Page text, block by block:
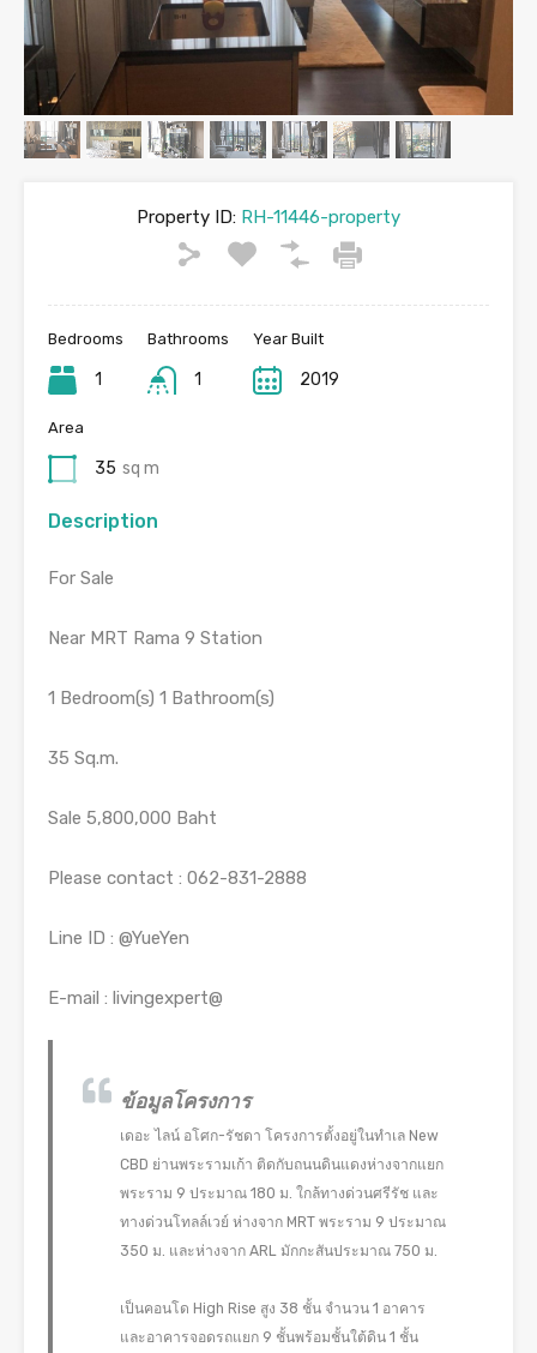
Property ID: RH-11446-property
Bedrooms
1
Bathrooms
1
Year Built
2019
Area
35 sq m
Description
For Sale
Near MRT Rama 9 Station
1 Bedroom(s) 1 Bathroom(s)
35 Sq.m.
Sale 5,800,000 Baht
Please contact : 062-831-2888
Line ID : @YueYen
E-mail : livingexpert@
ข้อมูลโครงการ
เดอะ ไลน์ อโศก-รัชดา โครงการตั้งอยู่ในทำเล New
CBD ย่านพระรามเก้า ติดกับถนนดินแดงห่างจากแยก
พระราม 9 ประมาณ 180 ม. ใกล้ทางด่วนศรีรัช และ
ทางด่วนโทลล์เวย์ ห่างจาก MRT พระราม 9 ประมาณ
350 ม. และห่างจาก ARL มักกะสันประมาณ 750 ม.
เป็นคอนโด High Rise สูง 38 ชั้น จำนวน 1 อาคาร
และอาคารจอดรถแยก 9 ชั้นพร้อมชั้นใต้ดิน 1 ชั้น